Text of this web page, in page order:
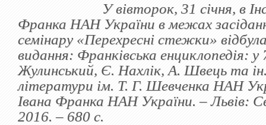
У вівторок, 31 січня, в
Франка НАН України в межах
семінару «Перехресні стежки»
видання: Франківська енциклопедія:
Жулинський, Є. Нахлік, А. Швець та
літератури ім. Т. Г. Шевченка НАН
Івана Франка НАН України. – Львів:
2016. – 680 с.